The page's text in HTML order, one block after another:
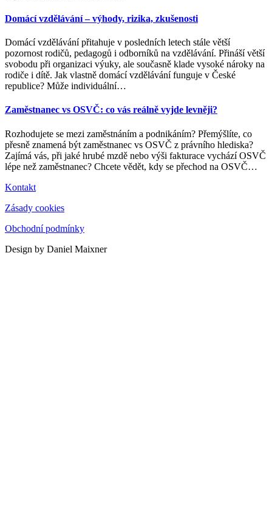
Domácí vzdělávání – výhody, rizika, zkušenosti
Domácí vzdělávání přitahuje v posledních letech stále větší
pozornost rodičů, pedagogů i odborníků na vzdělávání. Přináší větší
svobodu při organizaci výuky, ale současně klade vysoké nároky na
rodiče i dítě. Jak vlastně domácí vzdělávání funguje v České
republice? Může individuální…
Zaměstnanec vs OSVČ: co vás reálně vyjde levněji?
Rozhodujete se mezi zaměstnáním a podnikáním? Přemýšlíte, co
přesně znamená být zaměstnanec vs OSVČ z právního hlediska?
Zajímá vás, při jaké hrubé mzdě nebo výši fakturace vychází OSVČ
lépe než zaměstnanec? Chcete vědět, kdy se přechod na OSVČ…
Kontakt
Zásady cookies
Obchodní podmínky
Design by Daniel Maixner